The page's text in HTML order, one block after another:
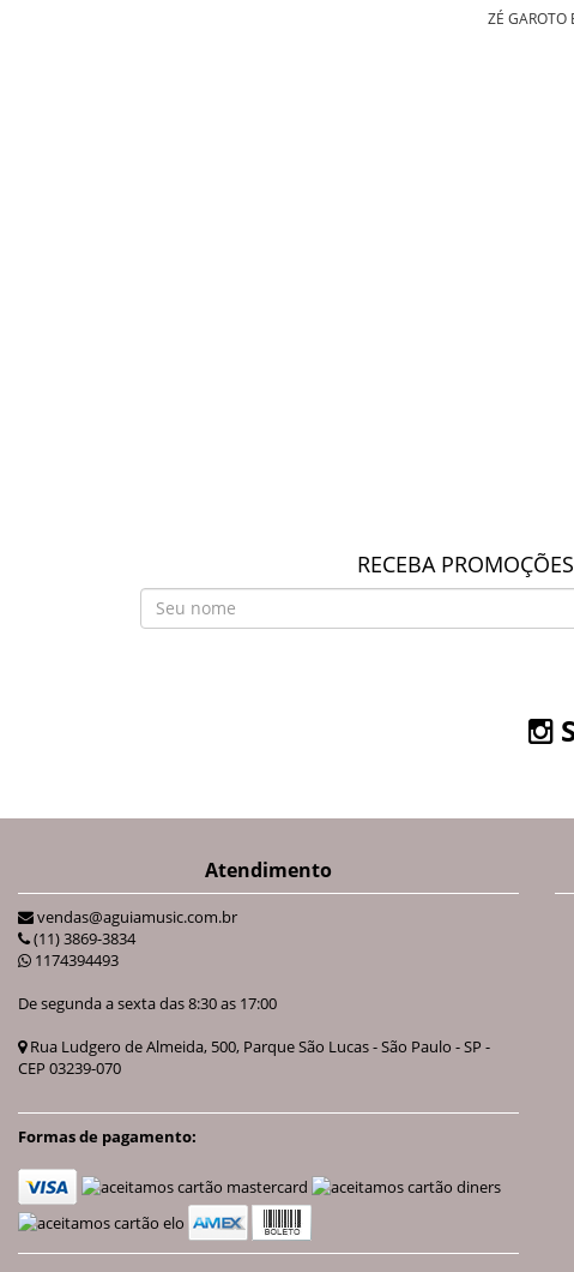
ZÉ
RECEBA
Atendimento
vendas@aguiamusic.com.br
(11) 3869-3834
1174394493
De segunda a sexta das 8:30 as 17:00
Rua Ludgero de Almeida, 500, Parque São Lucas - São Paulo - SP -
CEP 03239-070
Formas de pagamento: